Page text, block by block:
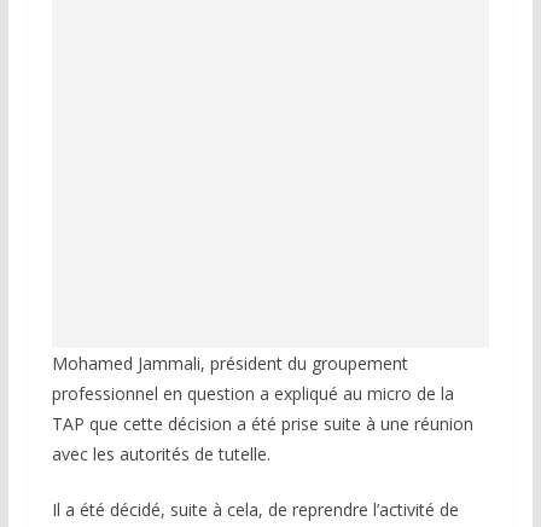
Mohamed Jammali, président du groupement
professionnel en question a expliqué au micro de la
TAP que cette décision a été prise suite à une réunion
avec les autorités de tutelle.
Il a été décidé, suite à cela, de reprendre l’activité de